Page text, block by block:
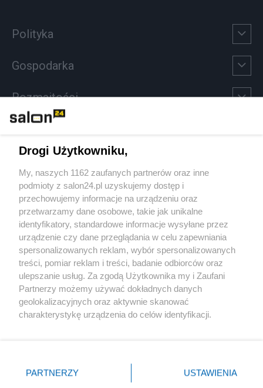
Polityka
Gospodarka
Rozmaitości
Sport
Społeczeństwo
Kultura
X Facebook Instagram Youtube
Drogi Użytkowniku,
My, naszych 1162 zaufanych partnerów oraz inne
podmioty z salon24.pl uzyskujemy dostęp i
przechowujemy informacje na urządzeniu oraz
przetwarzamy dane osobowe, takie jak unikalne
identyfikatory, standardowe informacje wysyłane przez
urządzenie czy dane przeglądania w celu zapewniania
spersonalizowanych reklam, wybór spersonalizowanych
treści, pomiar reklam i treści, badanie odbiorców oraz
ulepszanie usług. Za zgodą Użytkownika my i Zaufani
Partnerzy możemy używać dokładnych danych
geolokalizacyjnych oraz aktywnie skanować
charakterystykę urządzenia do celów identyfikacji.
zmienić/wycofać klikając przycisk ustawień prywatności
znajdujący się w lewym dolnym rogu strony
PARTNERZY USTAWIENIA